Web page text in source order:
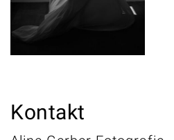
Kontakt